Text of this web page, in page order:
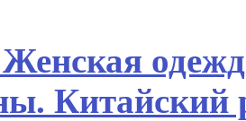
Китайский